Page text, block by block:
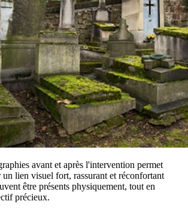
avant et après l'intervention permet
un lien visuel fort, rassurant et réconfortant
être présents physiquement, tout en
précieux.